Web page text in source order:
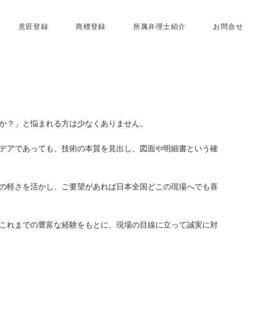
意匠登録 商標登録 所属弁理士紹介 お問合せ
」と悩まれる方は少なくありません。
であっても、技術の本質を見出し、図面や明細書という確
軽さを活かし、ご要望があれば日本全国どこの現場へでも喜
までの豊富な経験をもとに、現場の目線に立って誠実に対